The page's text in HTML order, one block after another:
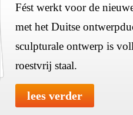
Fést werkt voor de
met het Duitse
sculpturale ontwerp is
roestvrij staal.
lees verder